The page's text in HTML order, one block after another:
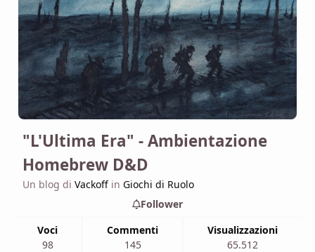
"L'Ultima Era" - Ambientazione
Homebrew D&D
Un blog diVackoff in Giochi di Ruolo
Voci
98
Commenti
145
Visualizzazioni
65.512
Follower